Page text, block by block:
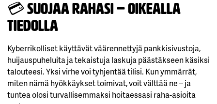
💳 Suojaa rahasi – oikealla
tiedolla
Kyberrikolliset käyttävät väärennettyjä pankkisivustoja,
huijauspuheluita ja tekaistuja laskuja päästäkseen käsiksi
talouteesi. Yksi virhe voi tyhjentää tilisi. Kun ymmärrät,
miten nämä hyökkäykset toimivat, voit välttää ne – ja
tuntea olosi turvallisemmaksi hoitaessasi raha-asioita